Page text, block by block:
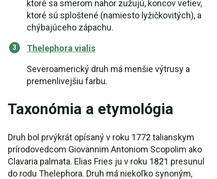
ktoré sa smerom nahor zužujú, koncov vetiev,
ktoré sú sploštené (namiesto lyžičkovitých), a
chýbajúceho zápachu.
Thelephora vialis
Severoamerický druh má menšie výtrusy a
premenlivejšiu farbu.
Taxonómia a etymológia
Druh bol prvýkrát opísaný v roku 1772 talianskym
prírodovedcom Giovannim Antoniom Scopolim ako
Clavaria palmata. Elias Fries ju v roku 1821 presunul
do rodu Thelephora. Druh má niekoľko synoným,